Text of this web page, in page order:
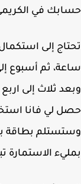
في الكريمي.
إلى استكمال
ثم أسبوع
ثلاث إلى اربع
بطاقة
الاستمارة تبع